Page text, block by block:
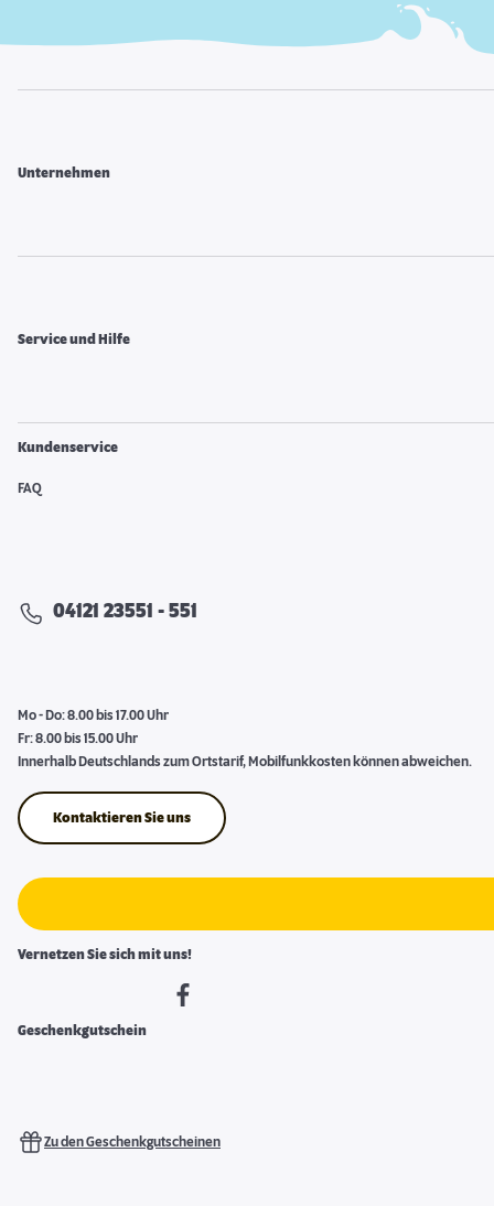
Unternehmen
Service und Hilfe
Kundenservice
FAQ
04121 23551 - 551
Mo - Do: 8.00 bis 17.00 Uhr
Fr: 8.00 bis 15.00 Uhr
Innerhalb Deutschlands zum Ortstarif, Mobilfunkkosten können abweichen.
Kontaktieren Sie uns
Vernetzen Sie sich mit uns!
Geschenkgutschein
Zu den Geschenkgutscheinen